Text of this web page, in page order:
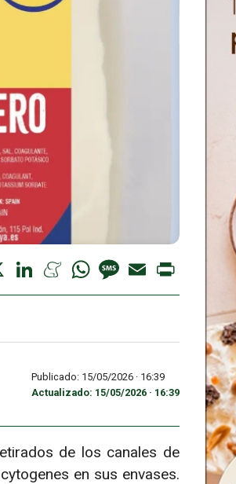
LinkedInMeneameWhatsAppMessage
Email
Publicado: 15/05/2026 · 16:39
Actualizado: 15/05/2026 · 16:39
de los canales de
en sus envases.